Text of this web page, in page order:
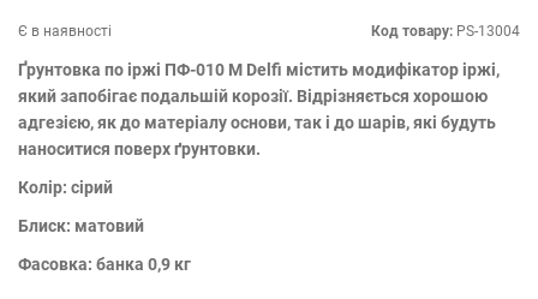
Є в наявності Код товару: PS-13004
Ґрунтовка по іржі ПФ-010 М Delfi містить модифікатор іржі,
який запобігає подальшій корозії. Відрізняється хорошою
адгезією, як до матеріалу основи, так і до шарів, які будуть
наноситися поверх ґрунтовки.
Колір: сірий
Блиск: матовий
Фасовка: банка 0,9 кг